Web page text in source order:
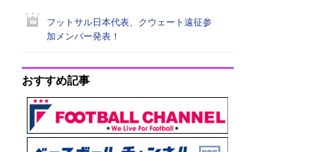
フットサル日本代表、クウェート遠征参
加メンバー発表！
おすすめ記事